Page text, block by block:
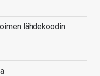
lähdekoodin